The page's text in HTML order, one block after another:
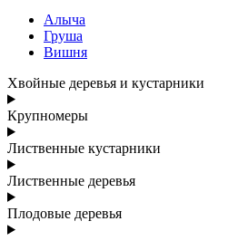
Алыча
Груша
Вишня
Хвойные деревья и кустарники
Крупномеры
Лиственные кустарники
Лиственные деревья
Плодовые деревья